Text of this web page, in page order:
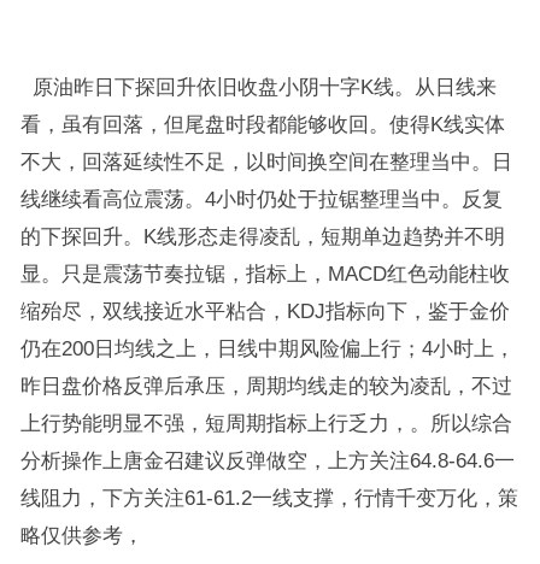
原油昨日下探回升依旧收盘小阴十字K线。从日线来
看，虽有回落，但尾盘时段都能够收回。使得K线实体
不大，回落延续性不足，以时间换空间在整理当中。日
线继续看高位震荡。4小时仍处于拉锯整理当中。反复
的下探回升。K线形态走得凌乱，短期单边趋势并不明
显。只是震荡节奏拉锯，指标上，MACD红色动能柱收
缩殆尽，双线接近水平粘合，KDJ指标向下，鉴于金价
仍在200日均线之上，日线中期风险偏上行；4小时上，
昨日盘价格反弹后承压，周期均线走的较为凌乱，不过
上行势能明显不强，短周期指标上行乏力，。所以综合
分析操作上唐金召建议反弹做空，上方关注64.8-64.6一
线阻力，下方关注61-61.2一线支撑，行情千变万化，策
略仅供参考，